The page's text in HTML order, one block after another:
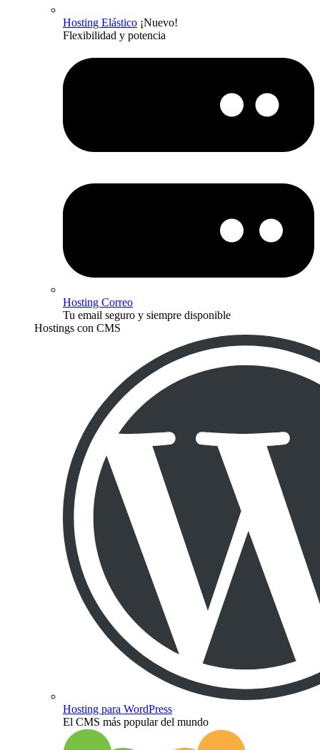
Hosting Elástico ¡Nuevo!
Flexibilidad y potencia
Hosting Correo
Tu email seguro y siempre disponible
Hostings con CMS
Hosting para WordPress
El CMS más popular del mundo